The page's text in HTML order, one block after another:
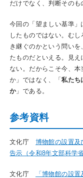
だけでなく、判断そのも
今回の「望ましい基準
したものではない。むし
き継ぐのかという問い
たものだといえる。見
ない。だからこそ今、
か」ではなく、「私たち
か」である。
参考資料
文化庁 博物館の設置及
告示（令和8年文部科学
文化庁
「博物館の設